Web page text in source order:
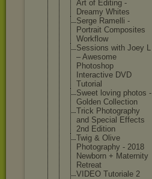
Art of Editing -
Dreamy Whites
Serge Ramelli -
Portrait Composites
Workflow
Sessions with Joey L
– Awesome
Photoshop
Interactive DVD
Tutorial
Sweet loving photos -
Golden Collection
Trick Photography
and Special Effects
2nd Edition
Twig & Olive
Photography - 2018
Newborn + Maternity
Retreat
VIDEO Tutoriale 2